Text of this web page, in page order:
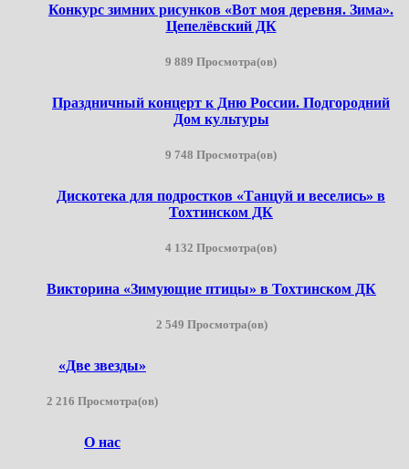
Конкурс зимних рисунков «Вот моя деревня. Зима».
Цепелёвский ДК
9 889 Просмотра(ов)
Праздничный концерт к Дню России. Подгородний
Дом культуры
9 748 Просмотра(ов)
Дискотека для подростков «Танцуй и веселись» в
Тохтинском ДК
4 132 Просмотра(ов)
Викторина «Зимующие птицы» в Тохтинском ДК
2 549 Просмотра(ов)
«Две звезды»
2 216 Просмотра(ов)
О нас